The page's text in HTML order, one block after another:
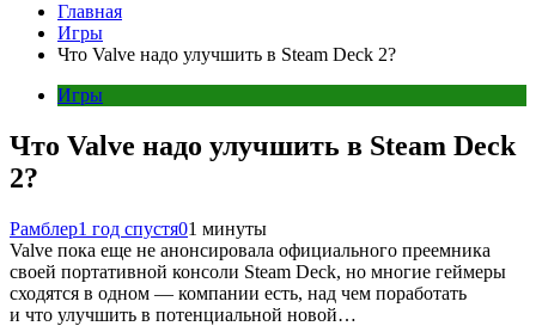
Главная
Игры
Что Valve надо улучшить в Steam Deck 2?
Игры
Что Valve надо улучшить в Steam Deck
2?
Рамблер1 год спустя01 минуты
Valve пока еще не анонсировала официального преемника
своей портативной консоли Steam Deck, но многие геймеры
сходятся в одном — компании есть, над чем поработать
и что улучшить в потенциальной новой…